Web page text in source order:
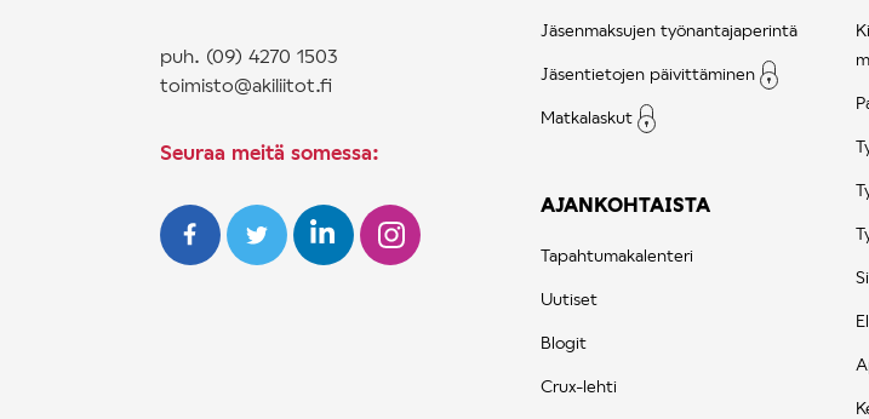
puh. (09) 4270 1503
toimisto@akiliitot.fi
Seuraa meitä somessa:
Jäsenmaksujen työnantajaperintä
Jäsentietojen päivittäminen
Matkalaskut
AJANKOHTAISTA
Tapahtumakalenteri
Uutiset
Blogit
Crux-lehti